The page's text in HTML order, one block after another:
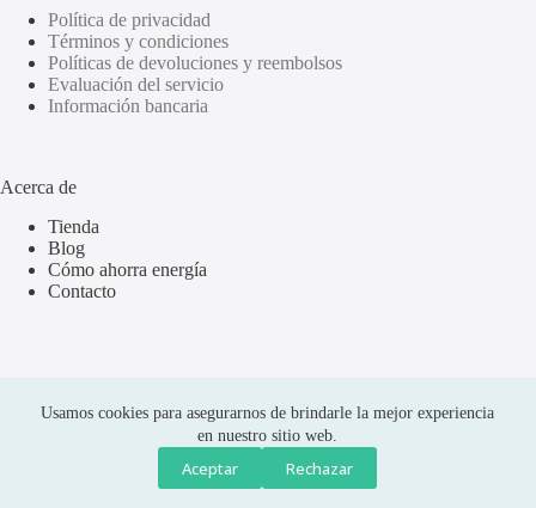
Usamos cookies para asegurarnos de brindarle la mejor experiencia
en nuestro sitio web.
Aceptar Rechazar
Política de privacidad
Términos y condiciones
Políticas de devoluciones y reembolsos
Evaluación del servicio
Información bancaria
Acerca de
Tienda
Blog
Cómo ahorra energía
Contacto